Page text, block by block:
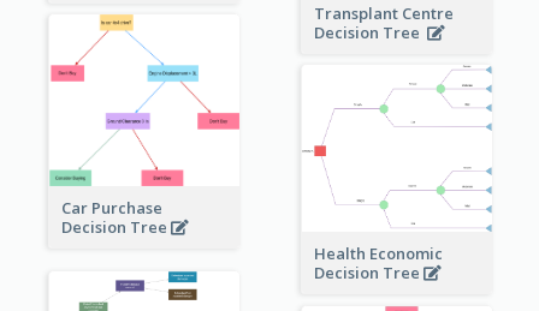
Transplant Centre
Decision Tree
Car Purchase
Decision Tree
Health Economic
Decision Tree